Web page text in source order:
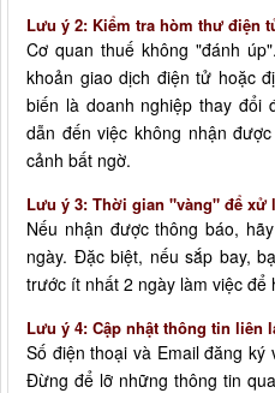
Lưu ý 2: Kiểm tra hòm thư điện
Cơ quan thuế không "đánh
khoản giao dịch điện tử hoặc
biến là doanh nghiệp thay đổi
dẫn đến việc không nhận
cảnh bất ngờ.
Lưu ý 3: Thời gian "vàng" để xử
Nếu nhận được thông báo,
ngày. Đặc biệt, nếu sắp bay,
trước ít nhất 2 ngày làm việc để
Lưu ý 4: Cập nhật thông tin liên
Số điện thoại và Email đăng
Đừng để lỡ những thông tin